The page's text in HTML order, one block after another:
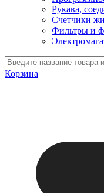
Рукава,
Счетчики
Фильтры и
Корзина